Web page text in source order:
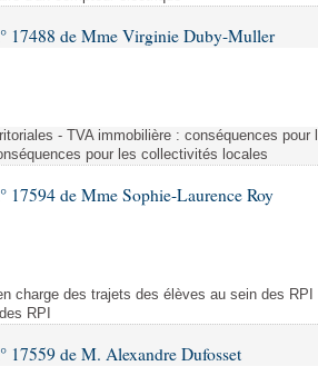
17488 de Mme Virginie Duby-Muller
- TVA immobilière : conséquences
pour les collectivités locales
17594 de Mme Sophie-Laurence Roy
charge des trajets des élèves au sein des
RPI
17559 de M. Alexandre Dufosset